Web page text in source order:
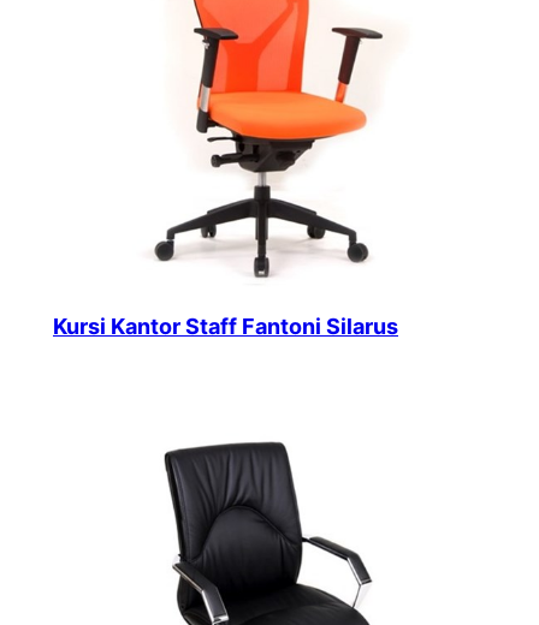
Kursi Kantor Staff Fantoni Silarus